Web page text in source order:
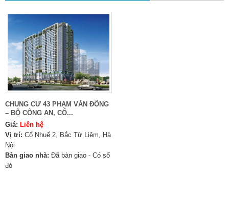
CHUNG CƯ 43 PHẠM VĂN ĐỒNG
– BỘ CÔNG AN, CỔ...
Giá: Liên hệ
Vị trí: Cổ Nhuế 2, Bắc Từ Liêm, Hà
Nội
Bàn giao nhà: Đã bàn giao - Có sổ
đỏ